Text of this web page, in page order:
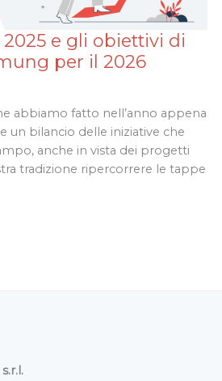
e gli obiettivi di
per il 2026
abbiamo fatto nell’anno appena
un bilancio delle iniziative che
anche in vista dei progetti
tradizione ripercorrere le tappe